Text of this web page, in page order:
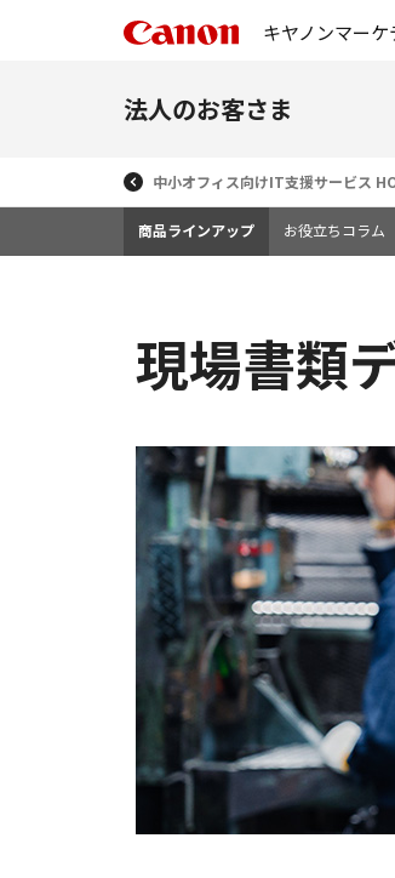
キヤノンマー
法人のお客さま
中小オフィス向けIT支援サービス
商品ラインアップ お役立ちコラム
現場書類